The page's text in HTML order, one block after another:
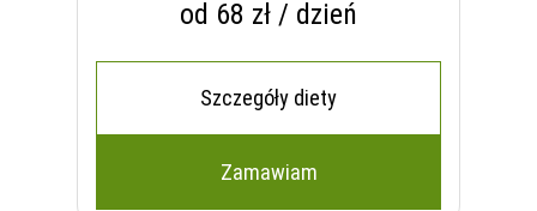
od 68 zł / dzień
Szczegóły diety
Zamawiam